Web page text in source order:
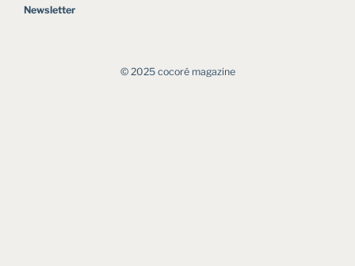
Newsletter
©︎ 2025 cocoré magazine